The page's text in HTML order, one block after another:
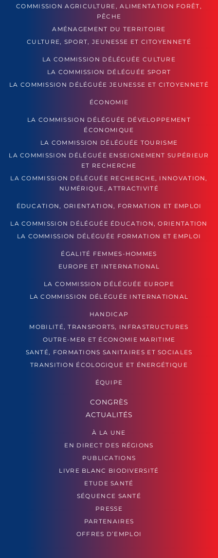
COMMISSION AGRICULTURE, ALIMENTATION FORÊT,
PÊCHE
AMÉNAGEMENT DU TERRITOIRE
CULTURE, SPORT, JEUNESSE ET CITOYENNETÉ
LA COMMISSION DÉLÉGUÉE CULTURE
LA COMMISSION DÉLÉGUÉE SPORT
LA COMMISSION DÉLÉGUÉE JEUNESSE ET CITOYENNETÉ
ÉCONOMIE
LA COMMISSION DÉLÉGUÉE DÉVELOPPEMENT
ÉCONOMIQUE
LA COMMISSION DÉLÉGUÉE TOURISME
LA COMMISSION DÉLÉGUÉE ENSEIGNEMENT SUPÉRIEUR
ET RECHERCHE
LA COMMISSION DÉLÉGUÉE RECHERCHE, INNOVATION,
NUMÉRIQUE, ATTRACTIVITÉ
ÉDUCATION, ORIENTATION, FORMATION ET EMPLOI
LA COMMISSION DÉLÉGUÉE ÉDUCATION, ORIENTATION
LA COMMISSION DÉLÉGUÉE FORMATION ET EMPLOI
ÉGALITÉ FEMMES-HOMMES
EUROPE ET INTERNATIONAL
LA COMMISSION DÉLÉGUÉE EUROPE
LA COMMISSION DÉLÉGUÉE INTERNATIONAL
HANDICAP
MOBILITÉ, TRANSPORTS, INFRASTRUCTURES
OUTRE-MER ET ÉCONOMIE MARITIME
SANTÉ, FORMATIONS SANITAIRES ET SOCIALES
TRANSITION ÉCOLOGIQUE ET ÉNERGÉTIQUE
ÉQUIPE
CONGRÈS
ACTUALITÉS
À LA UNE
EN DIRECT DES RÉGIONS
PUBLICATIONS
LIVRE BLANC BIODIVERSITÉ
ETUDE SANTÉ
SÉQUENCE SANTÉ
PRESSE
PARTENAIRES
OFFRES D’EMPLOI